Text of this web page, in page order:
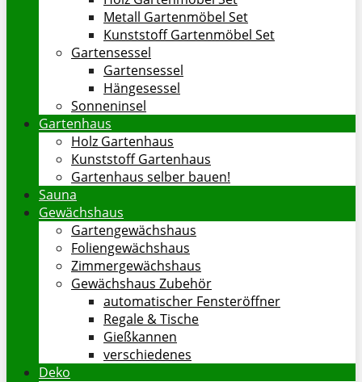
Metall Gartenmöbel Set
Kunststoff Gartenmöbel Set
Gartensessel
Gartensessel
Hängesessel
Sonneninsel
Gartenhaus
Holz Gartenhaus
Kunststoff Gartenhaus
Gartenhaus selber bauen!
Sauna
Gewächshaus
Gartengewächshaus
Foliengewächshaus
Zimmergewächshaus
Gewächshaus Zubehör
automatischer Fensteröffner
Regale & Tische
Gießkannen
verschiedenes
Deko